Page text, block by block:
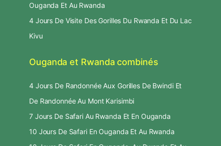
Ouganda Et Au Rwanda
4 Jours De Visite Des Gorilles Du Rwanda Et Du Lac
Kivu
Ouganda et Rwanda combinés
4 Jours De Randonnée Aux Gorilles De Bwindi Et
De Randonnée Au Mont Karisimbi
7 Jours De Safari Au Rwanda Et En Ouganda
10 Jours De Safari En Ouganda Et Au Rwanda